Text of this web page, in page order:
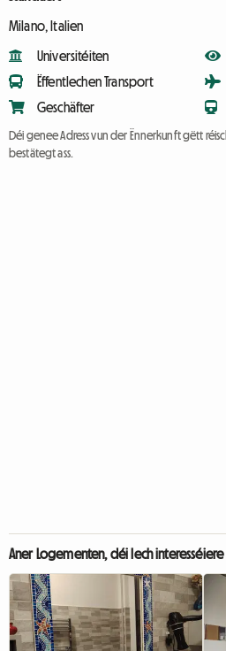
Milano, Italien
Universitéiten
Ëffentlechen Transport
Geschäfter
Déi genee Adress vun der Ënnerkunft gëtt
bestätegt ass.
Aner Logementen, déi Iech